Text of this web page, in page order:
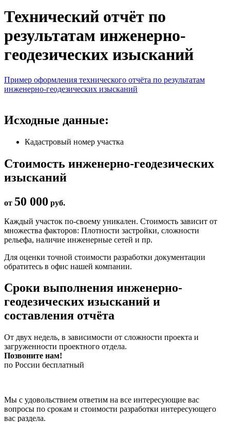
Технический отчёт по
результатам инженерно-
геодезических изысканий
Пример оформления технического отчёта по результатам
инженерно-геодезических изысканий
Исходные данные:
Кадастровый номер участка
Стоимость инженерно-геодезических
изысканий
от 50 000 руб.
Каждый участок по-своему уникален. Стоимость зависит от
множества факторов: Плотности застройки, сложности
рельефа, наличие инженерные сетей и пр.
Для оценки точной стоимости разработки документации
обратитесь в офис нашей компании.
Сроки выполнения инженерно-
геодезических изысканий и
составления отчёта
От двух недель, в зависимости от сложности проекта и
загруженности проектного отдела.
Позвоните нам!
по России бесплатный
Мы с удовольствием ответим на все интересующие вас
вопросы по срокам и стоимости разработки интересующего
вас раздела.